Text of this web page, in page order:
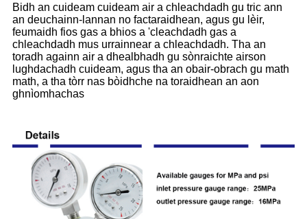
Bidh an cuideam cuideam air a chleachdadh gu tric ann
an deuchainn-lannan no factaraidhean, agus gu lèir,
feumaidh fios gas a bhios a 'cleachdadh gas a
chleachdadh mus urrainnear a chleachdadh. Tha an
toradh againn air a dhealbhadh gu sònraichte airson
lughdachadh cuideam, agus tha an obair-obrach gu math
math, a tha tòrr nas bòidhche na toraidhean an aon
ghnìomhachas